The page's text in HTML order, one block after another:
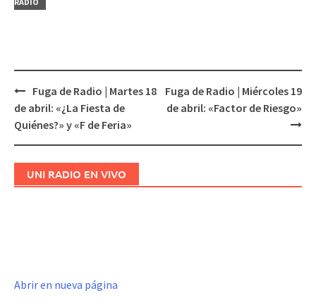
Navegación
de
entradas
Fuga de Radio | Martes 18
de abril: «¿La Fiesta de
Quiénes?» y «F de Feria»
Fuga de Radio | Miércoles 19
de abril: «Factor de Riesgo»
UNI RADIO EN VIVO
Abrir en nueva página